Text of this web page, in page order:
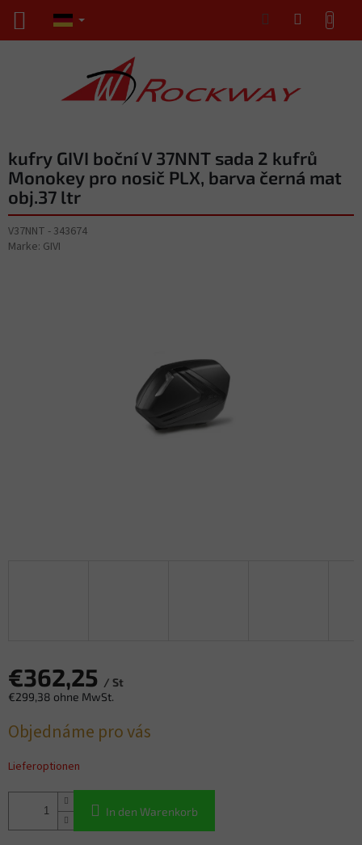
springen
WARENKORB
kufry GIVI boční V 37NNT sada 2 kufrů
Monokey pro nosič PLX, barva černá mat
obj.37 ltr
V37NNT - 343674
Marke: GIVI
€362,25 / St
€299,38 ohne MwSt.
Objednáme pro vás
Lieferoptionen
In den Warenkorb